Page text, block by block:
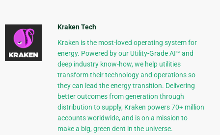
Kraken Tech
Kraken is the most-loved operating system for
energy. Powered by our Utility-Grade AI™ and
deep industry know-how, we help utilities
transform their technology and operations so
they can lead the energy transition. Delivering
better outcomes from generation through
distribution to supply, Kraken powers 70+ million
accounts worldwide, and is on a mission to
make a big, green dent in the universe.